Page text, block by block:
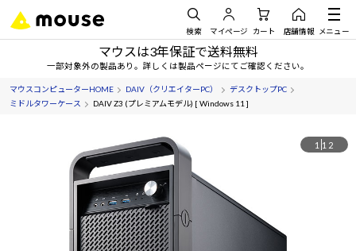
検索 マイページ カート 店舗情報 メニュー
マウスは3年保証で送料無料
一部対象外の製品あり。詳しくは製品ページにてご確認ください。
マウスコンピューターHOME DAIV（クリエイターPC）
デスクトップPC
ミドルタワーケース
DAIV Z3 (プレミアムモデル) [ Windows 11 ]
1 12